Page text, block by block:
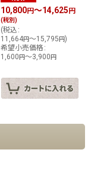
10,800円～14,625円
(税別)
(税込 :
11,664円～15,795円)
希望小売価格 :
1,600円～3,900円